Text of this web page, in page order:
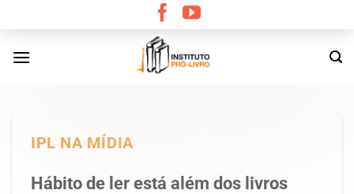
content
IPL NA MÍDIA
Hábito de ler está além dos livros